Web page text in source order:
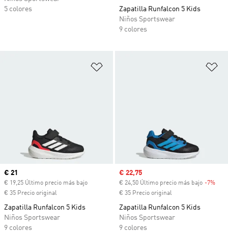
5 colores
Zapatilla Runfalcon 5 Kids
Niños Sportswear
9 colores
Precio actual
€ 21
€ 19,25 Último precio más bajo
€ 35 Precio original
Zapatilla Runfalcon 5 Kids
Niños Sportswear
9 colores
Precio de venta
€ 22,75
€ 24,50 Último precio más bajo -7%
€ 35 Precio original
Zapatilla Runfalcon 5 Kids
Niños Sportswear
9 colores